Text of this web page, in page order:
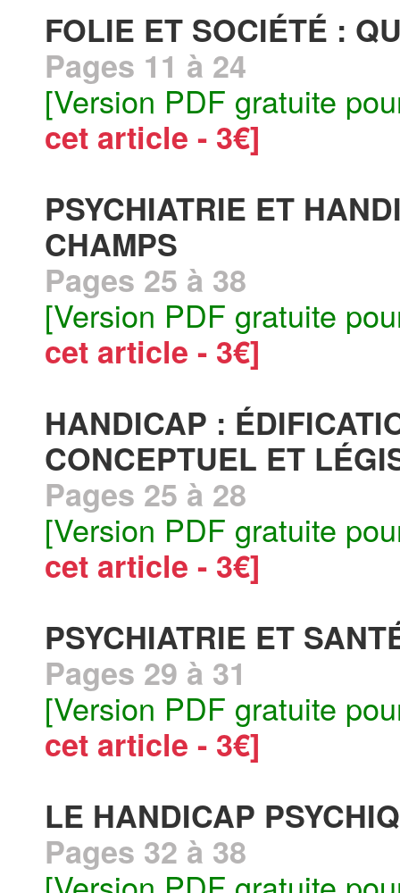
FOLIE ET SOCIÉTÉ :
Pages 11 à 24
[Version PDF gratuite
cet article - 3€]
PSYCHIATRIE ET
CHAMPS
Pages 25 à 38
[Version PDF gratuite
cet article - 3€]
HANDICAP :
CONCEPTUEL ET
Pages 25 à 28
[Version PDF gratuite
cet article - 3€]
PSYCHIATRIE ET
Pages 29 à 31
[Version PDF gratuite
cet article - 3€]
LE HANDICAP
Pages 32 à 38